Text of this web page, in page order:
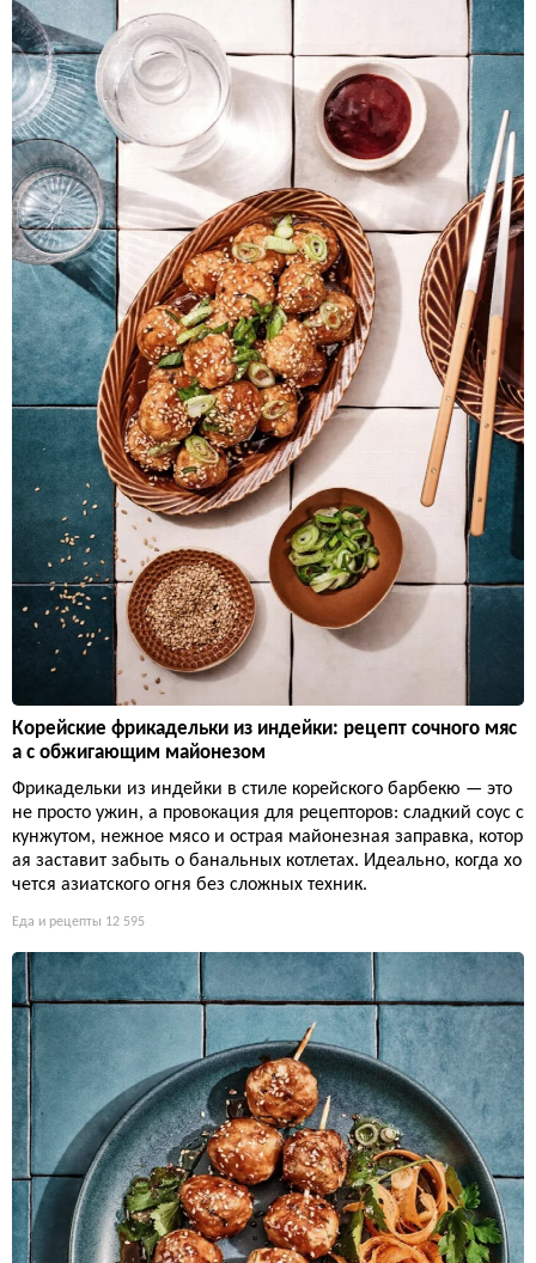
Корейские фрикадельки из индейки: рецепт сочного мяс
а с обжигающим майонезом
Фрикадельки из индейки в стиле корейского барбекю — это
не просто ужин, а провокация для рецепторов: сладкий соус с
кунжутом, нежное мясо и острая майонезная заправка, котор
ая заставит забыть о банальных котлетах. Идеально, когда хо
чется азиатского огня без сложных техник.
Еда и рецепты 12 595